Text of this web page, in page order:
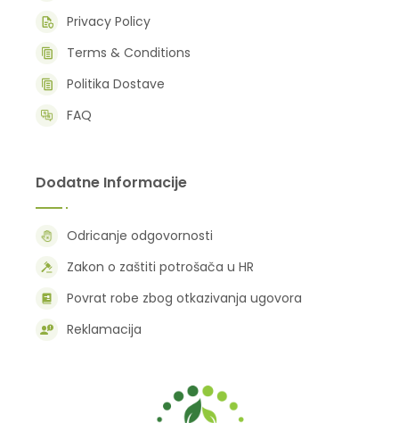
Privacy Policy
Terms & Conditions
Politika Dostave
FAQ
Dodatne Informacije
Odricanje odgovornosti
Zakon o zaštiti potrošača u HR
Povrat robe zbog otkazivanja ugovora
Reklamacija